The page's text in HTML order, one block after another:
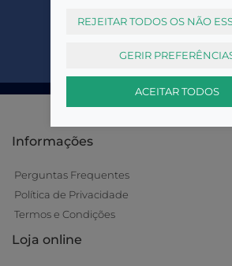
Informações
Perguntas Frequentes
Política de Privacidade
Termos e Condições
Loja online
REJEITAR TODOS OS NÃO
GERIR
ACEITAR TODOS